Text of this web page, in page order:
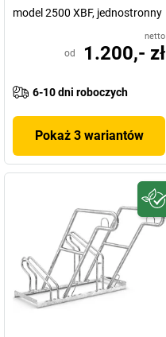
model 2500 XBF, jednostronny
netto
od 1.200,- zł
6-10 dni roboczych
Pokaż 3 wariantów